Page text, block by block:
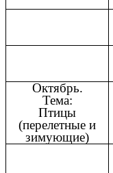
Октябрь.
Тема:
Птицы
(перелетные и
зимующие)